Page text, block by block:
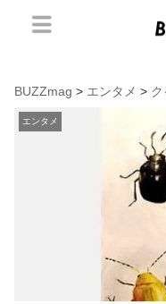
BUZZmag > エンタメ >
エンタメ